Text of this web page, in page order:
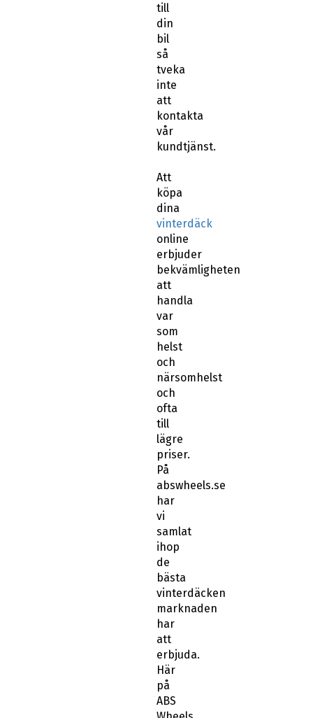
till
din
bil
så
tveka
inte
att
kontakta
vår
kundtjänst.
Att
köpa
dina
vinterdäck
online
erbjuder
bekvämligheten
att
handla
var
som
helst
och
närsomhelst
och
ofta
till
lägre
priser.
På
abswheels.se
har
vi
samlat
ihop
de
bästa
vinterdäcken
marknaden
har
att
erbjuda.
Här
på
ABS